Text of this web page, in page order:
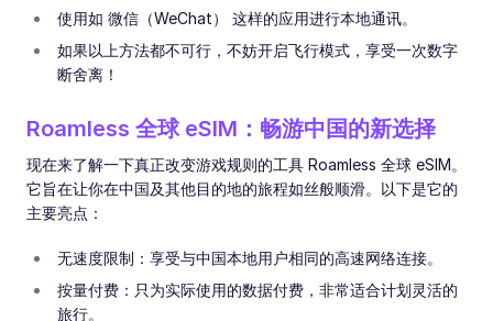
使用如 微信（WeChat） 这样的应用进行本地通讯。
如果以上方法都不可行，不妨开启飞行模式，享受一次数字
断舍离！
Roamless 全球 eSIM：畅游中国的新选择
现在来了解一下真正改变游戏规则的工具 Roamless 全球 eSIM。
它旨在让你在中国及其他目的地的旅程如丝般顺滑。以下是它的
主要亮点：
无速度限制：享受与中国本地用户相同的高速网络连接。
按量付费：只为实际使用的数据付费，非常适合计划灵活的
旅行。